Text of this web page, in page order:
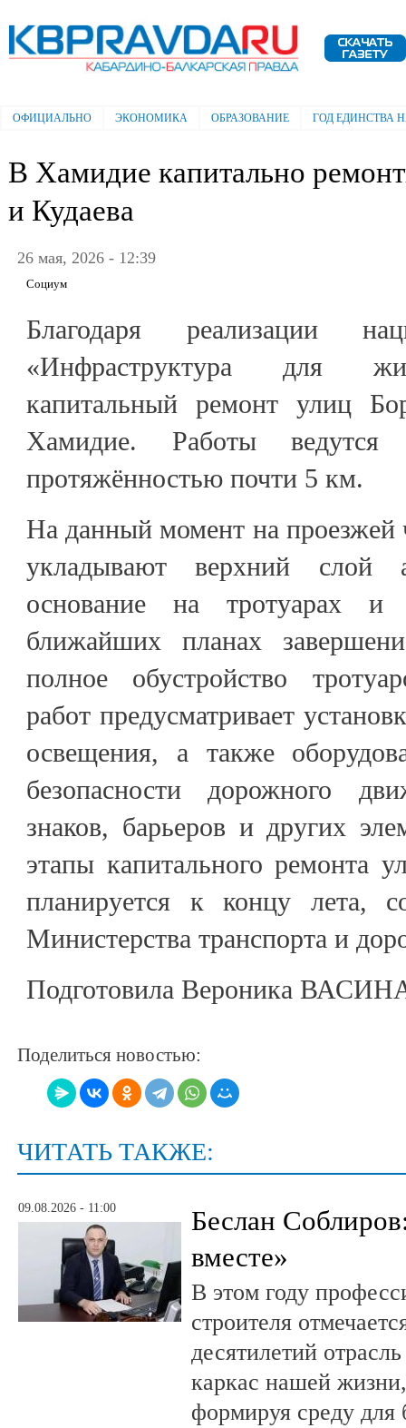
Электронная газета "Кабардино-
Балкарская правда"
Главное меню
ОФИЦИАЛЬНО ЭКОНОМИКА ОБРАЗОВАНИЕ ГОД ЕДИНСТВА
В Хамидие капитально
и Кудаева
26 мая, 2026 - 12:39
Социум
Благодаря реализации
«Инфраструктура для
капитальный ремонт улиц
Хамидие. Работы
протяжённостью почти 5 км.
На данный момент на проезжей
укладывают верхний слой
основание на тротуарах
ближайших планах
полное обустройство
работ предусматривает
освещения, а также
безопасности дорожного
знаков, барьеров и других
этапы капитального ремонта
планируется к концу лета,
Министерства транспорта и
Подготовила Вероника
Поделиться новостью:
ЧИТАТЬ ТАКЖЕ:
09.08.2026 - 11:00
Беслан
вместе»
В этом году
строителя
десятилетий
каркас нашей
формируя среду